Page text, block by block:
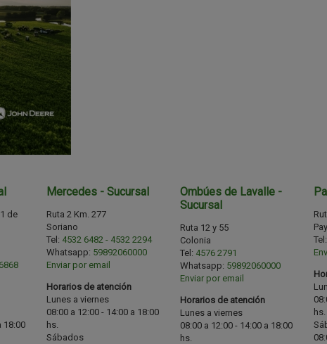
de
18:00
Mercedes - Sucursal
Ruta 2 Km. 277
Soriano
Tel: 4532 6482 - 4532 2294
Whatsapp: 59892060000
Enviar por email
Horarios de atención
Lunes a viernes
08:00 a 12:00 - 14:00 a 18:00
hs.
Sábados
Ombúes de Lavalle -
Sucursal
Ruta 12 y 55
Colonia
Tel: 4576 2791
Whatsapp: 59892060000
Enviar por email
Horarios de atención
Lunes a viernes
08:00 a 12:00 - 14:00 a 18:00
hs.
Tel:
hs.